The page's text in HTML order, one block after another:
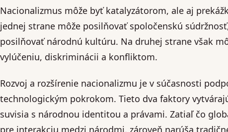
Nacionalizmus môže byť katalyzátorom, ale aj
jednej strane môže posilňovať spoločenskú
posilňovať národnú kultúru. Na druhej strane však
vylúčeniu, diskriminácii a konfliktom.
Rozvoj a rozšírenie nacionalizmu je v súčasnosti
technologickým pokrokom. Tieto dva faktory
suvisia s národnou identitou a právami. Zatiaľ čo
pre interakciu medzi národmi, zároveň narúša